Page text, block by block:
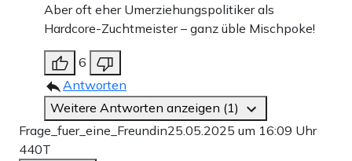
Aber oft eher Umerziehungspolitiker als
Hardcore-Zuchtmeister – ganz üble Mischpoke!
6
Antworten
Weitere Antworten anzeigen (1)
Frage_fuer_eine_Freundin25.05.2025 um 16:09 Uhr
440T